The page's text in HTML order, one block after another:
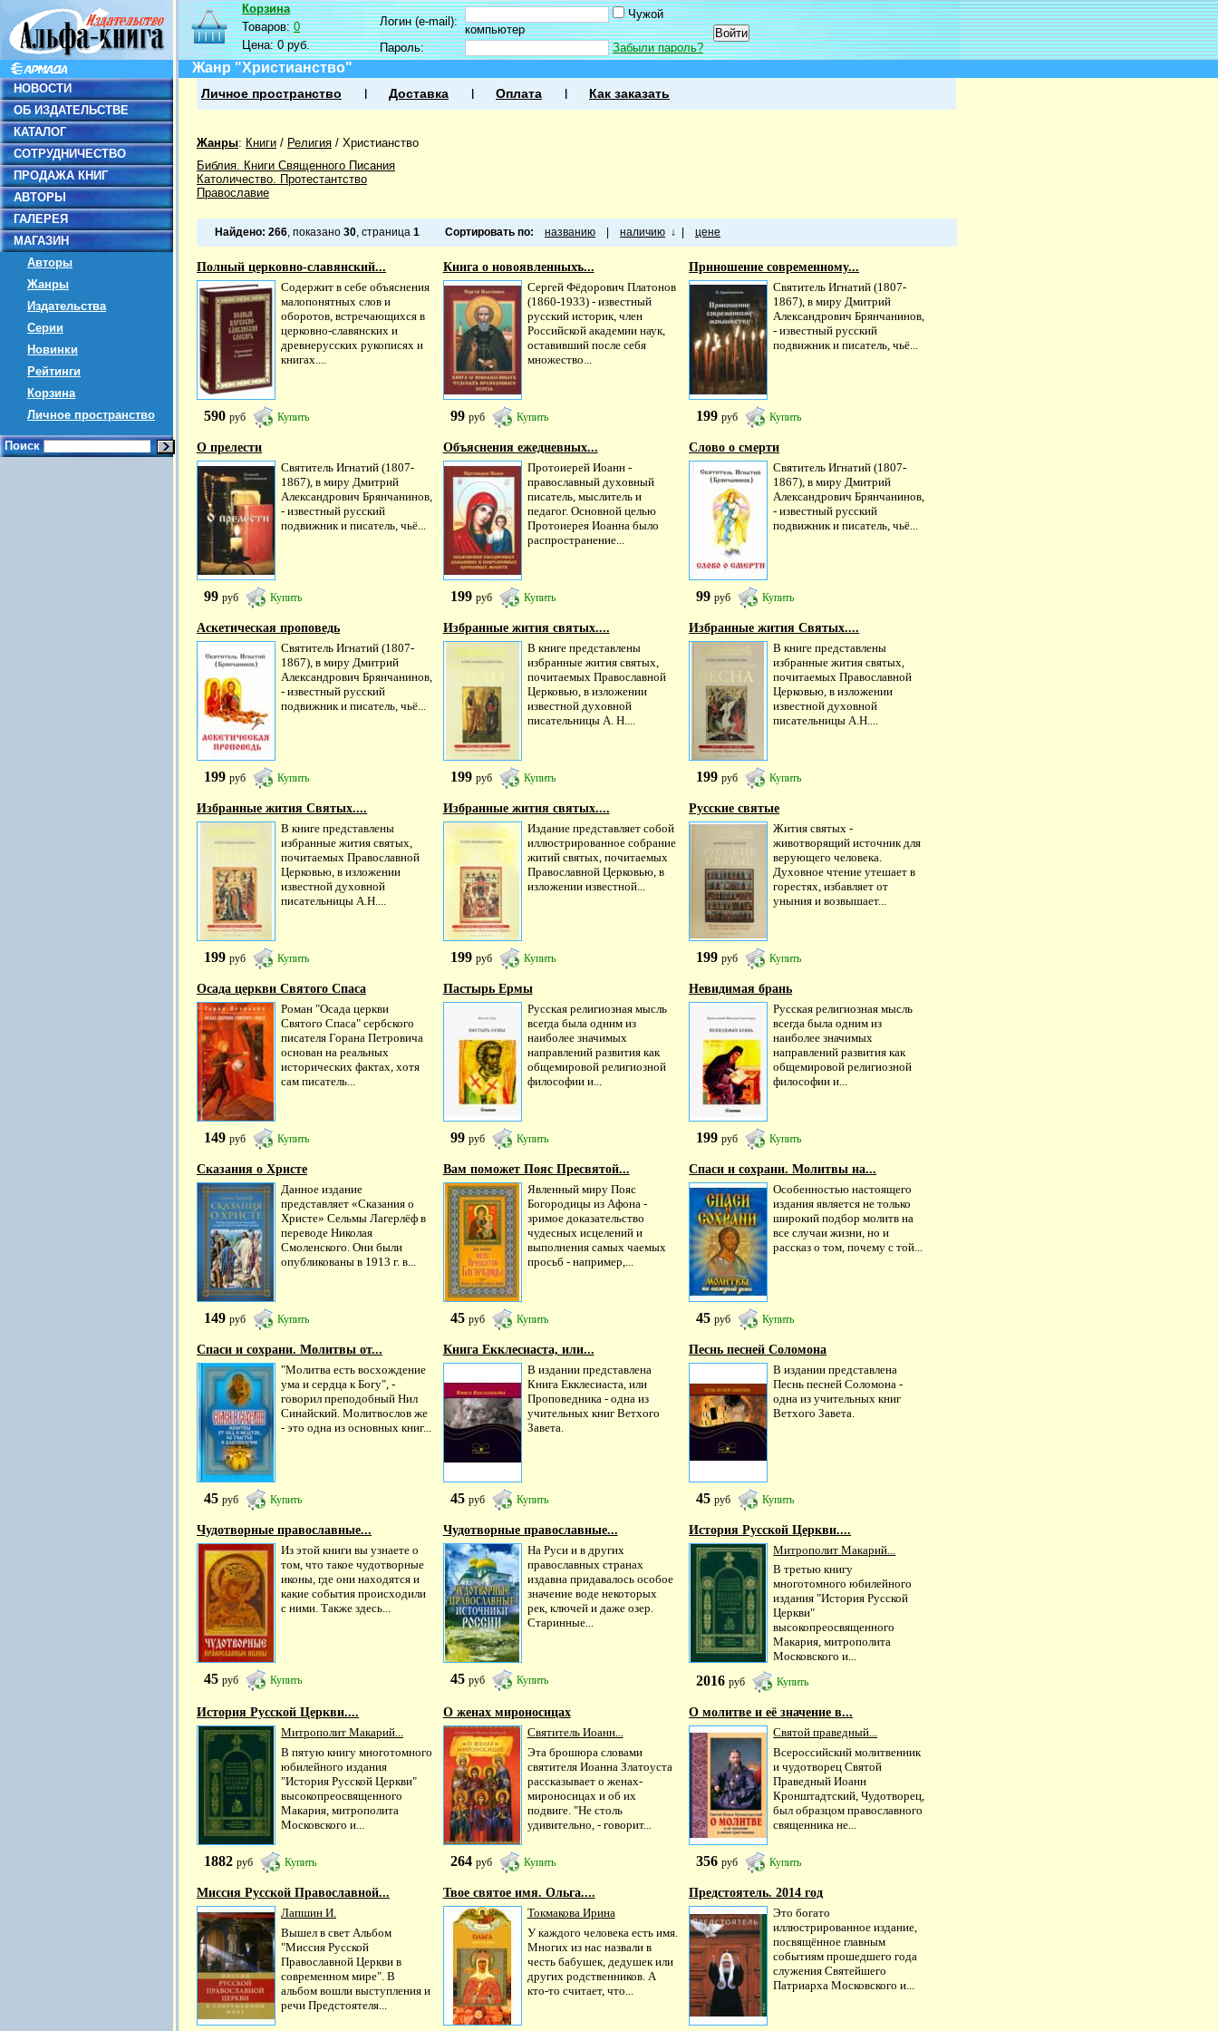
НОВОСТИ
ОБ ИЗДАТЕЛЬСТВЕ
КАТАЛОГ
СОТРУДНИЧЕСТВО
ПРОДАЖА КНИГ
АВТОРЫ
ГАЛЕРЕЯ
МАГАЗИН
Авторы
Жанры
Издательства
Серии
Новинки
Рейтинги
Корзина
Личное пространство
Поиск
Корзина
Товаров:0
Цена:0 руб.
Логин (e-mail):
Чужой
компьютер
Пароль:
Забыли пароль?
Жанр "Христианство"
Личное пространство Доставка Оплата Как заказать
Жанры: Книги / Религия / Христианство
Библия. Книги Священного Писания
Католичество. Протестантство
Православие
Найдено: 266, показано 30, страница 1 Сортировать по: названию наличию ↓ цене
Полный церковно-славянский...
Содержит в себе объяснения
малопонятных слов и
оборотов, встречающихся в
церковно-славянских и
древнерусских рукописях и
книгах....
590 руб Купить
Книга о новоявленныхъ...
Сергей Фёдорович Платонов
(1860-1933) - известный
русский историк, член
Российской академии наук,
оставивший после себя
множество...
99 руб Купить
Приношение современному...
Святитель Игнатий (1807-
1867), в миру Дмитрий
Александрович Брянчанинов,
- известный русский
подвижник и писатель, чьё...
199руб Купить
О прелести
Святитель Игнатий (1807-
1867), в миру Дмитрий
Александрович Брянчанинов,
- известный русский
подвижник и писатель, чьё...
99 руб Купить
Объяснения ежедневных...
Протоиерей Иоанн -
православный духовный
писатель, мыслитель и
педагог. Основной целью
Протоиерея Иоанна было
распространение...
199 руб Купить
Слово о смерти
Святитель Игнатий (1807-
1867), в миру Дмитрий
Александрович Брянчанинов,
- известный русский
подвижник и писатель, чьё...
99руб Купить
Аскетическая проповедь
Святитель Игнатий (1807-
1867), в миру Дмитрий
Александрович Брянчанинов,
- известный русский
подвижник и писатель, чьё...
199 руб Купить
Избранные жития святых....
В книге представлены
избранные жития святых,
почитаемых Православной
Церковью, в изложении
известной духовной
писательницы А. Н....
199 руб Купить
Избранные жития Святых....
В книге представлены
избранные жития святых,
почитаемых Православной
Церковью, в изложении
известной духовной
писательницы А.Н....
199руб Купить
Избранные жития Святых....
В книге представлены
избранные жития святых,
почитаемых Православной
Церковью, в изложении
известной духовной
писательницы А.Н....
199 руб Купить
Избранные жития святых....
Издание представляет собой
иллюстрированное собрание
житий святых, почитаемых
Православной Церковью, в
изложении известной...
199 руб Купить
Русские святые
Жития святых -
животворящий источник для
верующего человека.
Духовное чтение утешает в
горестях, избавляет от
уныния и возвышает...
199руб Купить
Осада церкви Святого Спаса
Роман "Осада церкви
Святого Спаса" сербского
писателя Горана Петровича
основан на реальных
исторических фактах, хотя
сам писатель...
149 руб Купить
Пастырь Ермы
Русская религиозная мысль
всегда была одним из
наиболее значимых
направлений развития как
общемировой религиозной
философии и...
99 руб Купить
Невидимая брань
Русская религиозная мысль
всегда была одним из
наиболее значимых
направлений развития как
общемировой религиозной
философии и...
199руб Купить
Сказания о Христе
Данное издание
представляет «Сказания о
Христе» Сельмы Лагерлёф в
переводе Николая
Смоленского. Они были
опубликованы в 1913 г. в...
149 руб Купить
Вам поможет Пояс Пресвятой...
Явленный миру Пояс
Богородицы из Афона -
зримое доказательство
чудесных исцелений и
выполнения самых чаемых
просьб - например,...
45 руб Купить
Спаси и сохрани. Молитвы на...
Особенностью настоящего
издания является не только
широкий подбор молитв на
все случаи жизни, но и
рассказ о том, почему с той...
45руб Купить
Спаси и сохрани. Молитвы от...
"Молитва есть восхождение
ума и сердца к Богу", -
говорил преподобный Нил
Синайский. Молитвослов же
- это одна из основных книг...
45 руб Купить
Книга Екклесиаста, или...
В издании представлена
Книга Екклесиаста, или
Проповедника - одна из
учительных книг Ветхого
Завета.
45 руб Купить
Песнь песней Соломона
В издании представлена
Песнь песней Соломона -
одна из учительных книг
Ветхого Завета.
45руб Купить
Чудотворные православные...
Из этой книги вы узнаете о
том, что такое чудотворные
иконы, где они находятся и
какие события происходили
с ними. Также здесь...
45 руб Купить
Чудотворные православные...
На Руси и в других
православных странах
издавна придавалось особое
значение воде некоторых
рек, ключей и даже озер.
Старинные...
45 руб Купить
История Русской Церкви....
Митрополит Макарий...
В третью книгу
многотомного юбилейного
издания "История Русской
Церкви"
высокопреосвященного
Макария, митрополита
Московского и...
2016руб Купить
История Русской Церкви....
Митрополит Макарий...
В пятую книгу многотомного
юбилейного издания
"История Русской Церкви"
высокопреосвященного
Макария, митрополита
Московского и...
1882 руб Купить
О женах мироносицах
Святитель Иоанн...
Эта брошюра словами
святителя Иоанна Златоуста
рассказывает о женах-
мироносицах и об их
подвиге. "Не столь
удивительно, - говорит...
264 руб Купить
О молитве и её значение в...
Святой праведный...
Всероссийский молитвенник
и чудотворец Святой
Праведный Иоанн
Кронштадтский, Чудотворец,
был образцом православного
священника не...
356руб Купить
Миссия Русской Православной...
Лапшин И.
Вышел в свет Альбом
"Миссия Русской
Православной Церкви в
современном мире". В
альбом вошли выступления и
речи Предстоятеля...
Твое святое имя. Ольга....
Токмакова Ирина
У каждого человека есть имя.
Многих из нас назвали в
честь бабушек, дедушек или
других родственников. А
кто-то считает, что...
Предстоятель. 2014 год
Это богато
иллюстрированное издание,
посвящённое главным
событиям прошедшего года
служения Святейшего
Патриарха Московского и...